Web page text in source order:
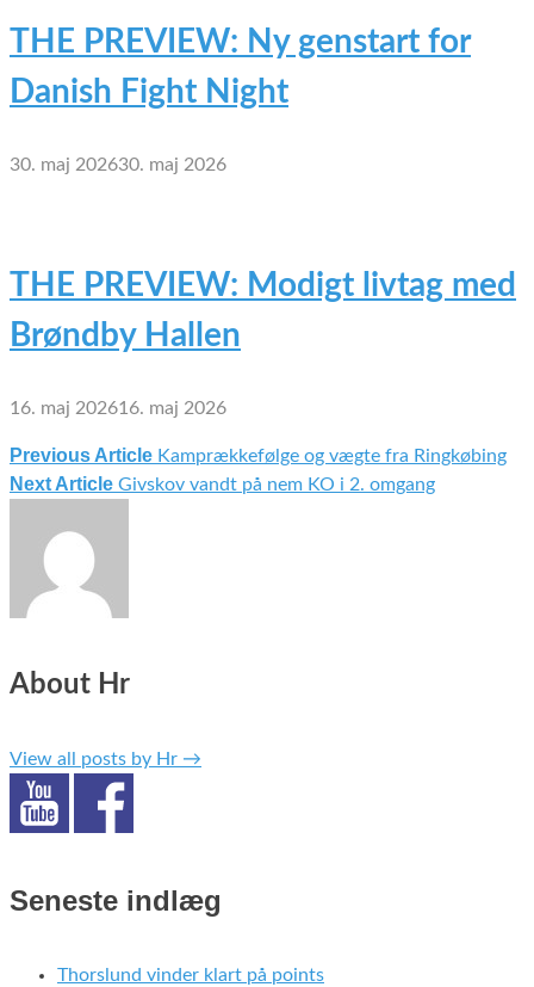
THE PREVIEW: Ny genstart for
Danish Fight Night
30. maj 202630. maj 2026
THE PREVIEW: Modigt livtag med
Brøndby Hallen
16. maj 202616. maj 2026
Indlægsnavigation
Previous Article Kamprækkefølge og vægte fra Ringkøbing
Next Article Givskov vandt på nem KO i 2. omgang
About Hr
View all posts by Hr →
Seneste indlæg
Thorslund vinder klart på points